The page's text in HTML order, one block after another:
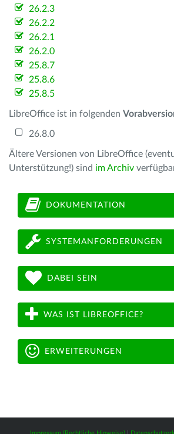
26.2.3
26.2.2
26.2.1
26.2.0
25.8.7
25.8.6
25.8.5
LibreOffice ist in folgenden
26.8.0
Ältere Versionen von LibreOffice
Unterstützung!) sind im Archiv
DOKUMENTATION
SYSTEMANFORDERUNGEN
DABEI SEIN
WAS IST LIBREOFFICE?
ERWEITERUNGEN